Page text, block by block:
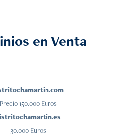
en Venta
Precio 150.000 Euros
30.000 Euros